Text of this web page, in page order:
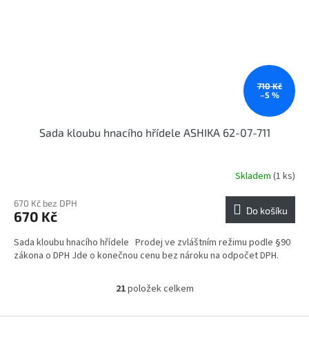
710 Kč
–5 %
Sada kloubu hnacího hřídele ASHIKA 62-07-711
Skladem (1 ks)
670 Kč bez DPH
670 Kč Do košíku
Sada kloubu hnacího hřídele Prodej ve zvláštním režimu podle §90
zákona o DPH Jde o konečnou cenu bez nároku na odpočet DPH.
O
l
21položek celkem